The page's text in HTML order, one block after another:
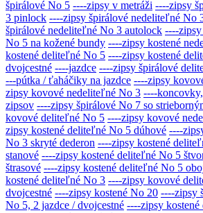
špirálové No 5 ----zipsy v metráži ----zipsy
3 pinlock ----zipsy špirálové nedeliteľné No
špirálové nedeliteľné No 3 autolock ----zipsy
No 5 na kožené bundy ----zipsy kostené
kostené deliteľné No 5 ----zipsy kostené
dvojcestné ----jazdce ----zipsy špirálové
---pútka / ťaháčiky na jazdce ----zipsy
zipsy kovové nedeliteľné No 3 ----
zipsov ----zipsy špirálové No 7 so
kovové deliteľné No 5 ----zipsy kovové
zipsy kostené deliteľné No 5 dúhové ----
No 3 skryté dederon ----zipsy kostené
stanové ----zipsy kostené deliteľné No 5
štrasové ----zipsy kostené deliteľné No 5
kostené deliteľné No 3 ----zipsy kovové
dvojcestné ----zipsy kostené No 20 ----zipsy
No 5, 2 jazdce / dvojcestné ----zipsy